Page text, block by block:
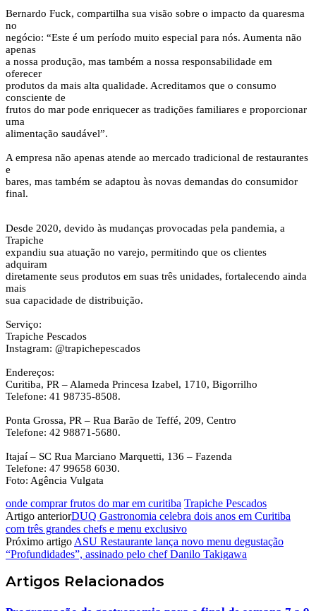
Bernardo Fuck, compartilha sua visão sobre o impacto da quaresma
no
negócio: “Este é um período muito especial para nós. Aumenta não
apenas
a nossa produção, mas também a nossa responsabilidade em
oferecer
produtos da mais alta qualidade. Acreditamos que o consumo
consciente de
frutos do mar pode enriquecer as tradições familiares e proporcionar
uma
alimentação saudável”.
A empresa não apenas atende ao mercado tradicional de restaurantes
e
bares, mas também se adaptou às novas demandas do consumidor
final.
Desde 2020, devido às mudanças provocadas pela pandemia, a
Trapiche
expandiu sua atuação no varejo, permitindo que os clientes
adquiram
diretamente seus produtos em suas três unidades, fortalecendo ainda
mais
sua capacidade de distribuição.
Serviço:
Trapiche Pescados
Instagram: @trapichepescados
Endereços:
Curitiba, PR – Alameda Princesa Izabel, 1710, Bigorrilho
Telefone: 41 98735-8508.
Ponta Grossa, PR – Rua Barão de Teffé, 209, Centro
Telefone: 42 98871-5680.
Itajaí – SC Rua Marciano Marquetti, 136 – Fazenda
Telefone: 47 99658 6030.
Foto: Agência Vulgata
onde comprar frutos do mar em curitiba Trapiche Pescados
Artigo anteriorDUQ Gastronomia celebra dois anos em Curitiba
com três grandes chefs e menu exclusivo
Próximo artigo ASU Restaurante lança novo menu degustação
“Profundidades”, assinado pelo chef Danilo Takigawa
Artigos Relacionados